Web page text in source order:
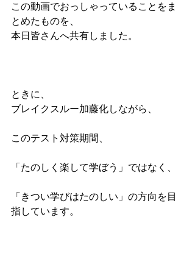
この動画でおっしゃっていることをま
とめたものを、
本日皆さんへ共有しました。
ときに、
ブレイクスルー加藤化しながら、
このテスト対策期間、
「たのしく楽して学ぼう」ではなく、
「きつい学びはたのしい」の方向を目
指しています。